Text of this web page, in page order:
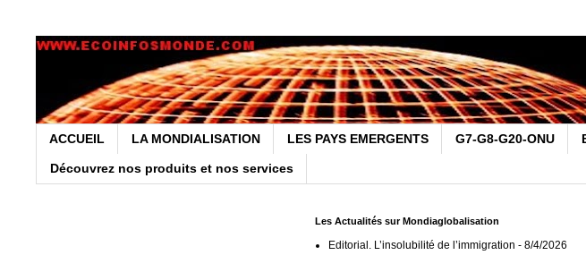
ACCUEIL LA MONDIALISATION LES PAYS EMERGENTS G7-G8-G20-ONU
Découvrez nos produits et nos services
Les Actualités sur Mondiaglobalisation
Editorial. L’insolubilité de l’immigration - 8/4/2026